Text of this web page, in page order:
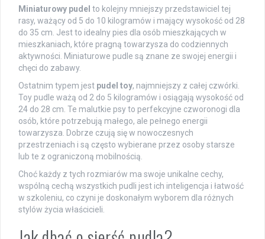
Miniaturowy pudel to kolejny mniejszy przedstawiciel tej
rasy, ważący od 5 do 10 kilogramów i mający wysokość od 28
do 35 cm. Jest to idealny pies dla osób mieszkających w
mieszkaniach, które pragną towarzysza do codziennych
aktywności. Miniaturowe pudle są znane ze swojej energii i
chęci do zabawy.
Ostatnim typem jest pudel toy, najmniejszy z całej czwórki.
Toy pudle ważą od 2 do 5 kilogramów i osiągają wysokość od
24 do 28 cm. Te malutkie psy to perfekcyjne czworonogi dla
osób, które potrzebują małego, ale pełnego energii
towarzysza. Dobrze czują się w nowoczesnych
przestrzeniach i są często wybierane przez osoby starsze
lub te z ograniczoną mobilnością.
Choć każdy z tych rozmiarów ma swoje unikalne cechy,
wspólną cechą wszystkich pudli jest ich inteligencja i łatwość
w szkoleniu, co czyni je doskonałym wyborem dla różnych
stylów życia właścicieli.